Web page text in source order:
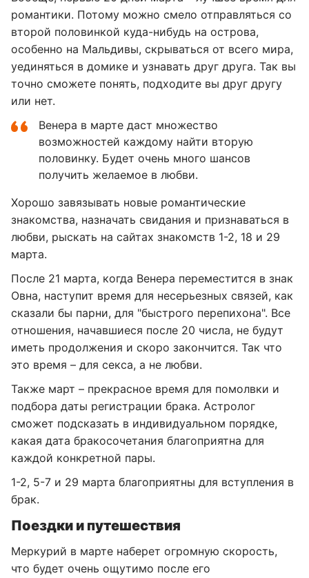
романтики. Потому можно смело отправляться со
второй половинкой куда-нибудь на острова,
особенно на Мальдивы, скрываться от всего мира,
уединяться в домике и узнавать друг друга. Так вы
точно сможете понять, подходите вы друг другу
или нет.
Венера в марте даст множество
возможностей каждому найти вторую
половинку. Будет очень много шансов
получить желаемое в любви.
Хорошо завязывать новые романтические
знакомства, назначать свидания и признаваться в
любви, рыскать на сайтах знакомств 1-2, 18 и 29
марта.
После 21 марта, когда Венера переместится в знак
Овна, наступит время для несерьезных связей, как
сказали бы парни, для "быстрого перепихона". Все
отношения, начавшиеся после 20 числа, не будут
иметь продолжения и скоро закончится. Так что
это время – для секса, а не любви.
Также март – прекрасное время для помолвки и
подбора даты регистрации брака. Астролог
сможет подсказать в индивидуальном порядке,
какая дата бракосочетания благоприятна для
каждой конкретной пары.
1-2, 5-7 и 29 марта благоприятны для вступления в
брак.
Поездки и путешествия
Меркурий в марте наберет огромную скорость,
что будет очень ощутимо после его